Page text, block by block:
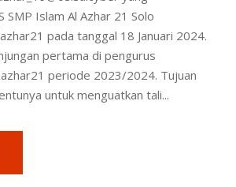
SMP Islam Al Azhar 21 Solo
pada tanggal 18 Januari 2024.
pertama di pengurus
periode 2023/2024. Tujuan
untuk menguatkan tali...